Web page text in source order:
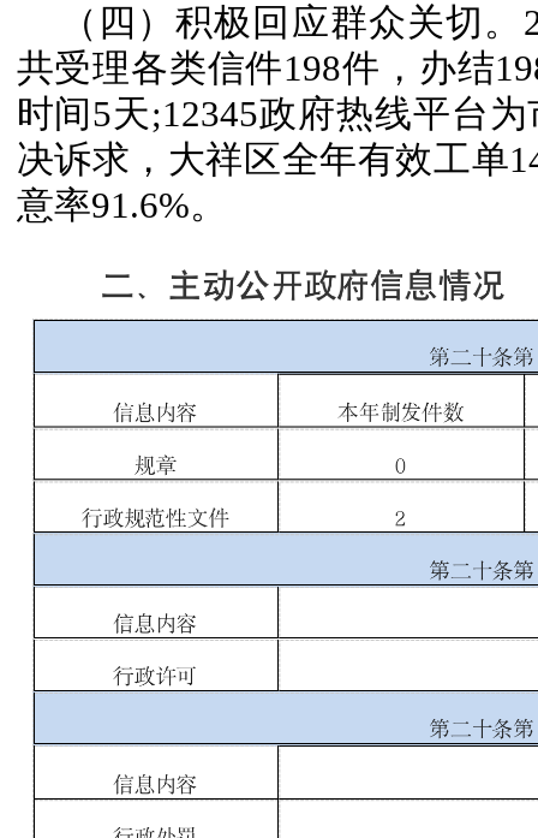
（四）积极回应群众关切
共受理各类信件198件，办结
时间5天;12345政府热线平台
决诉求，大祥区全年有效工单
意率91.6%。